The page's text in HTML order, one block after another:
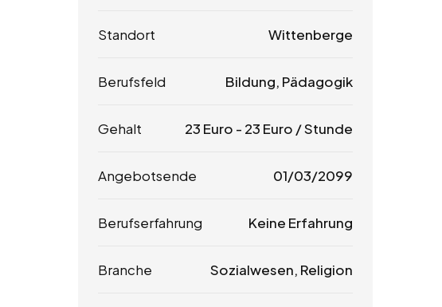
Standort Wittenberge
Berufsfeld Bildung, Pädagogik
Gehalt 23 Euro - 23 Euro / Stunde
Angebotsende 01/03/2099
Berufserfahrung Keine Erfahrung
Branche Sozialwesen, Religion